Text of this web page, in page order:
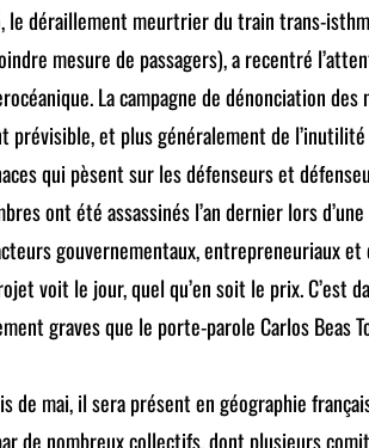
le déraillement meurtrier du train trans-
mesure de passagers), a recentré
La campagne de dénonciation
prévisible, et plus généralement de
qui pèsent sur les défenseurs et
ont été assassinés l’an dernier lors
gouvernementaux, entrepreneuriaux
voit le jour, quel qu’en soit le prix. C’est
graves que le porte-parole Carlos Beas
de mai, il sera présent en géographie
de nombreux collectifs, dont plusieurs